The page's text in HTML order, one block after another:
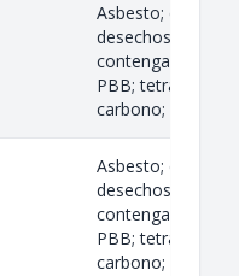
Asbesto; criolita;
desechos de
contengan PCB;
PBB; tetracloruro
carbono; ciertos...
Asbesto; criolita;
desechos de
contengan PCB;
PBB; tetracloruro
carbono; ciertos...